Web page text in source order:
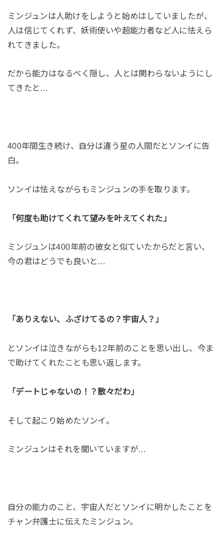
ミンジュンは人助けをしようと始めはしていましたが、
人は信じてくれず、妖術使いや超能力者など人に怯えら
れてきました。
だから能力はなるべく隠し、人とは関わらないようにし
てきたと…
400年間生き続け、自分は違う星の人間だとソンイに告
白。
ソンイは怯えながらもミンジュンの手を取ります。
「何度も助けてくれて望みを叶えてくれた」
ミンジュンは400年前の彼女と似ていたからだと言い、
今の君はどうでも良いと…
「ありえない、ふざけてるの？宇宙人？」
とソンイは泣きながらも12年前のことを思い出し、今ま
で助けてくれたことも思い返します。
「デートじゃないの！？散々だわ」
そして起こり始めたソンイ。
ミンジュンはそれを聞いていますが…
自分の能力のこと、宇宙人だとソンイに明かしたことを
チャン弁護士に伝えたミンジュン。